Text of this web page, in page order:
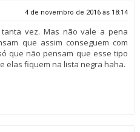
4 de novembro de 2016 às 18:14
tanta vez. Mas não vale a pena
que assim conseguem com
que não pensam que esse tipo
elas fiquem na lista negra haha.